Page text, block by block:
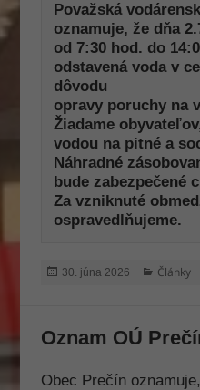
Považská
oznamuje, že dňa
od 7:30 hod. do
odstavená voda v
dôvodu
opravy poruchy na
Žiadame
vodou na pitné a
Náhradné
bude zabezpečené
Za vzniknuté
ospravedlňujeme.
Publikované
30. júna 2026 Kategórie
Články
Oznam OÚ
Obec Prečín